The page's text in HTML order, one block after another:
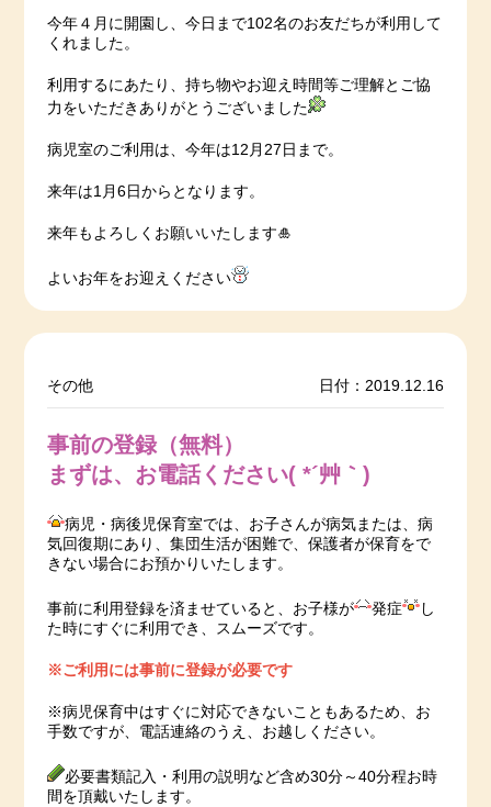
今年４月に開園し、今日まで102名のお友だちが利用して
くれました。
利用するにあたり、持ち物やお迎え時間等ご理解とご協
力をいただきありがとうございました
病児室のご利用は、今年は12月27日まで。
来年は1月6日からとなります。
来年もよろしくお願いいたします🎍
よいお年をお迎えください
その他 日付：2019.12.16
事前の登録（無料）
まずは、お電話ください( *´艸｀)
病児・病後児保育室では、お子さんが病気または、病
気回復期にあり、集団生活が困難で、保護者が保育をで
きない場合にお預かりいたします。
事前に利用登録を済ませていると、お子様が 発症
し
た時にすぐに利用でき、スムーズです。
※ご利用には事前に登録が必要です
※病児保育中はすぐに対応できないこともあるため、お
手数ですが、電話連絡のうえ、お越しください。
必要書類記入・利用の説明など含め30分～40分程お時
間を頂戴いたします。